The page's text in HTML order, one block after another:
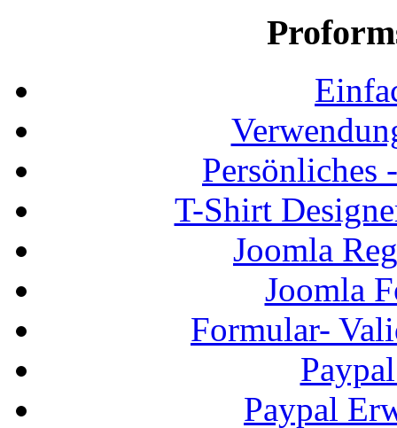
Persönliches
T-Shirt
Joomla
Joomla
Formular-
Paypal